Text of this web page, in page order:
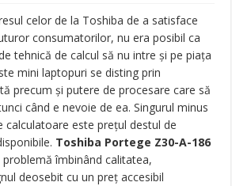
celor de la Toshiba de a satisface
consumatorilor, nu era posibil ca
tehnică de calcul să nu intre şi pe piaţa
mini laptopuri se disting prin
precum şi putere de procesare care să
când e nevoie de ea. Singurul minus
calculatoare este preţul destul de
Toshiba Portege Z30-A-186
îmbinând calitatea,
deosebit cu un preţ accesibil